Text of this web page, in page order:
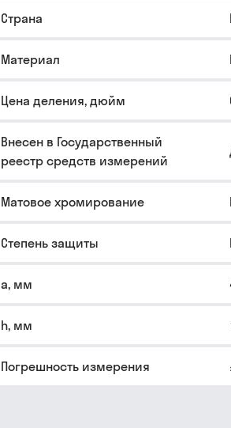
Страна
Материал
Цена деления, дюйм
Внесен в Государственный
реестр средств измерений
Матовое хромирование
Степень защиты
a, мм
h, мм
Погрешность измерения